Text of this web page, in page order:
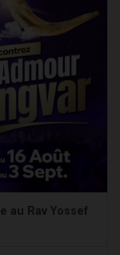
au Rav Yossef